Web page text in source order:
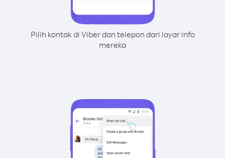
Pilih kontak di Viber dan telepon dari layar info
mereka